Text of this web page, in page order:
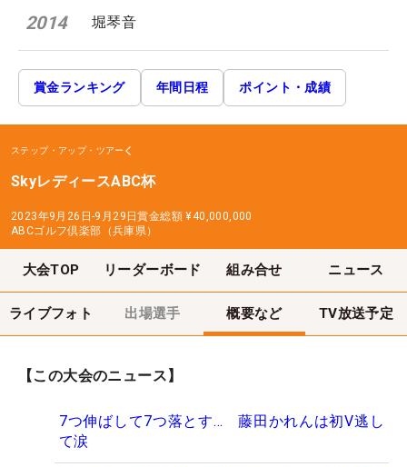
2014 堀琴音
賞金ランキング 年間日程 ポイント・成績
ステップ・アップ・ツアー
SkyレディースABC杯
2023年9月26日-9月29日賞金総額 ¥40,000,000
ABCゴルフ倶楽部（兵庫県）
大会TOP リーダーボード 組み合せ ニュース
ライブフォト 出場選手 概要など TV放送予定
【この大会のニュース】
7つ伸ばして7つ落とす… 藤田かれんは初V逃し
て涙